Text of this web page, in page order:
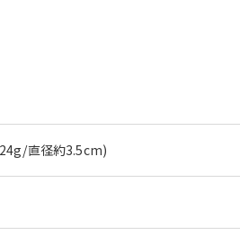
直径約3.5cm)